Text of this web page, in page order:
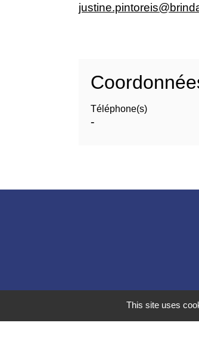
Téléphone(s)
-
This site uses